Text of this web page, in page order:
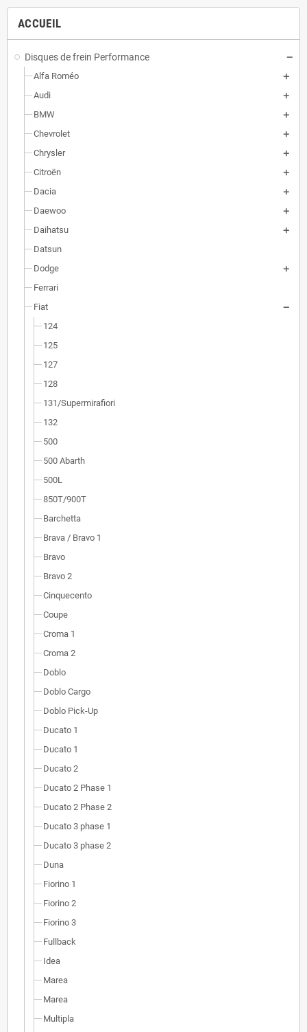
ACCUEIL
Disques de frein Performance
Alfa Roméo
Audi
BMW
Chevrolet
Chrysler
Citroën
Dacia
Daewoo
Daihatsu
Datsun
Dodge
Ferrari
Fiat
124
125
127
128
131/Supermirafiori
132
500
500 Abarth
500L
850T/900T
Barchetta
Brava / Bravo 1
Bravo
Bravo 2
Cinquecento
Coupe
Croma 1
Croma 2
Doblo
Doblo Cargo
Doblo Pick-Up
Ducato 1
Ducato 1
Ducato 2
Ducato 2 Phase 1
Ducato 2 Phase 2
Ducato 3 phase 1
Ducato 3 phase 2
Duna
Fiorino 1
Fiorino 2
Fiorino 3
Fullback
Idea
Marea
Marea
Multipla